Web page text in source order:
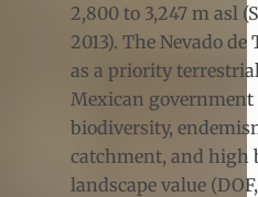
2,800 to 3,247 m asl
2013). The Nevado
as a priority
Mexican
biodiversity,
catchment, and high
landscape value